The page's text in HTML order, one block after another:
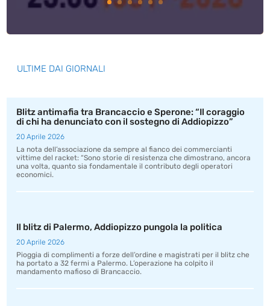
ULTIME DAI GIORNALI
Blitz antimafia tra Brancaccio e Sperone: “Il coraggio
di chi ha denunciato con il sostegno di Addiopizzo”
20 Aprile 2026
La nota dell’associazione da sempre al fianco dei commercianti
vittime del racket: “Sono storie di resistenza che dimostrano, ancora
una volta, quanto sia fondamentale il contributo degli operatori
economici.
Il blitz di Palermo, Addiopizzo pungola la politica
20 Aprile 2026
Pioggia di complimenti a forze dell’ordine e magistrati per il blitz che
ha portato a 32 fermi a Palermo. L’operazione ha colpito il
mandamento mafioso di Brancaccio.